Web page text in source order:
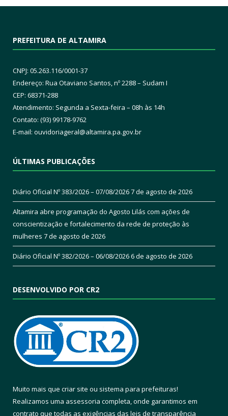
PREFEITURA DE ALTAMIRA
CNPJ: 05.263.116/0001-37
Endereço: Rua Otaviano Santos, nº 2288 – Sudam I
CEP: 68371-288
Atendimento: Segunda a Sexta-feira – 08h às 14h
Contato: (93) 99178-9762
E-mail: ouvidoriageral@altamira.pa.gov.br
ÚLTIMAS PUBLICAÇÕES
Diário Oficial Nº 383/2026 – 07/08/20267 de agosto de 2026
Altamira abre programação do Agosto Lilás com ações de
conscientização e fortalecimento da rede de proteção às
mulheres 7 de agosto de 2026
Diário Oficial Nº 382/2026 – 06/08/20266 de agosto de 2026
DESENVOLVIDO POR CR2
Muito mais que criar site ou sistema para prefeituras!
Realizamos uma assessoria completa, onde garantimos em
contrato que todas as exigências das leis de transparência